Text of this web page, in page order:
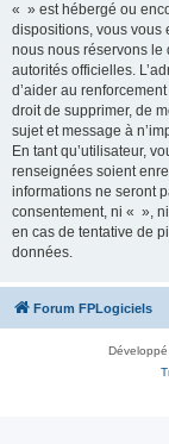
« » est hébergé ou
dispositions, vous vous
nous nous réservons le
autorités officielles.
d’aider au
droit de supprimer, de
sujet et message à
En tant qu’utilisateur,
renseignées soient
informations ne seront
consentement, ni « »,
en cas de tentative de
données.
Forum FPLogiciels